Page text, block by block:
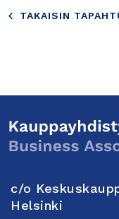
TAKAISIN
c/o
Helsinki